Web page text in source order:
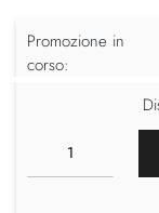
Promozione in
corso: